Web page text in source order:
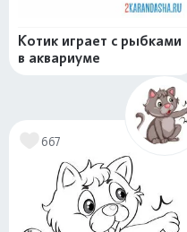
Котик играет с рыбками
в аквариуме
667